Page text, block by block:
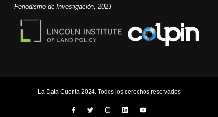
Periodismo de Investigación, 2023
La Data Cuenta 2024. Todos los derechos reservados